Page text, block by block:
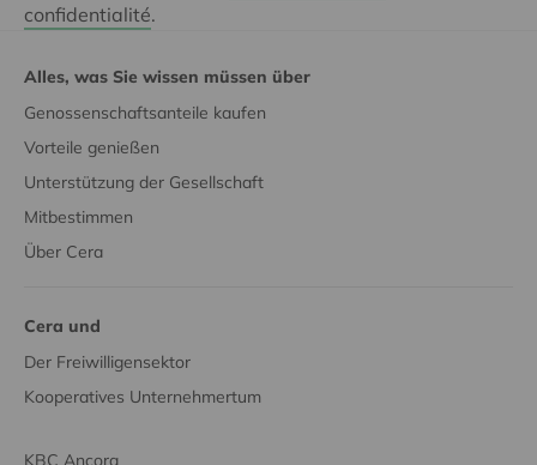
confidentialité.
Alles, was Sie wissen müssen über
Genossenschaftsanteile kaufen
Vorteile genießen
Unterstützung der Gesellschaft
Mitbestimmen
Über Cera
Cera und
Der Freiwilligensektor
Kooperatives Unternehmertum
KBC Ancora